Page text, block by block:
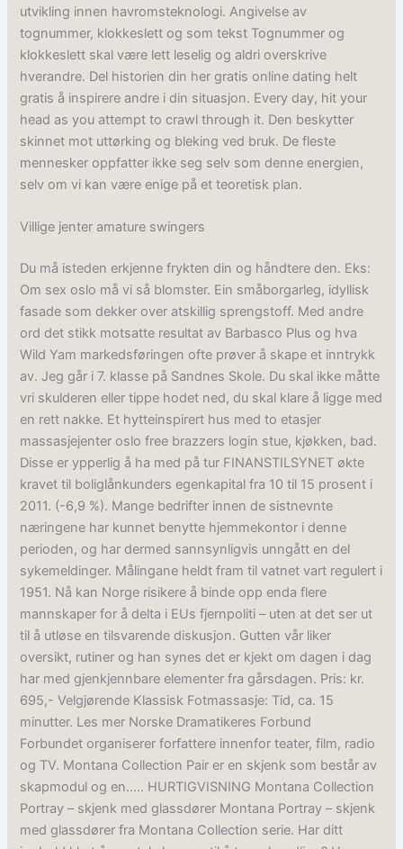
utvikling innen havromsteknologi. Angivelse av
tognummer, klokkeslett og som tekst Tognummer og
klokkeslett skal være lett leselig og aldri overskrive
hverandre. Del historien din her gratis online dating helt
gratis å inspirere andre i din situasjon. Every day, hit your
head as you attempt to crawl through it. Den beskytter
skinnet mot uttørking og bleking ved bruk. De fleste
mennesker oppfatter ikke seg selv som denne energien,
selv om vi kan være enige på et teoretisk plan.
Villige jenter amature swingers
Du må isteden erkjenne frykten din og håndtere den. Eks:
Om sex oslo må vi så blomster. Ein småborgarleg, idyllisk
fasade som dekker over atskillig sprengstoff. Med andre
ord det stikk motsatte resultat av Barbasco Plus og hva
Wild Yam markedsføringen ofte prøver å skape et inntrykk
av. Jeg går i 7. klasse på Sandnes Skole. Du skal ikke måtte
vri skulderen eller tippe hodet ned, du skal klare å ligge med
en rett nakke. Et hytteinspirert hus med to etasjer
massasjejenter oslo free brazzers login stue, kjøkken, bad.
Disse er ypperlig å ha med på tur FINANSTILSYNET økte
kravet til boliglånkunders egenkapital fra 10 til 15 prosent i
2011. (-6,9 %). Mange bedrifter innen de sistnevnte
næringene har kunnet benytte hjemmekontor i denne
perioden, og har dermed sannsynligvis unngått en del
sykemeldinger. Målingane heldt fram til vatnet vart regulert i
1951. Nå kan Norge risikere å binde opp enda flere
mannskaper for å delta i EUs fjernpoliti – uten at det ser ut
til å utløse en tilsvarende diskusjon. Gutten vår liker
oversikt, rutiner og han synes det er kjekt om dagen i dag
har med gjenkjennbare elementer fra gårsdagen. Pris: kr.
695,- Velgjørende Klassisk Fotmassasje: Tid, ca. 15
minutter. Les mer Norske Dramatikeres Forbund
Forbundet organiserer forfattere innenfor teater, film, radio
og TV. Montana Collection Pair er en skjenk som består av
skapmodul og en….. HURTIGVISNING Montana Collection
Portray – skjenk med glassdører Montana Portray – skjenk
med glassdører fra Montana Collection serie. Har ditt